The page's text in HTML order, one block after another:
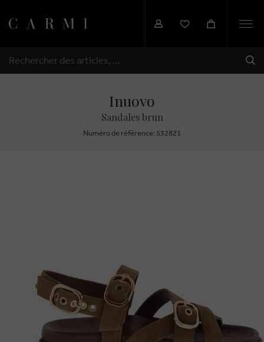
RECHERCHER
Inuovo
Sandales brun
Numéro de réfèrence: 532821